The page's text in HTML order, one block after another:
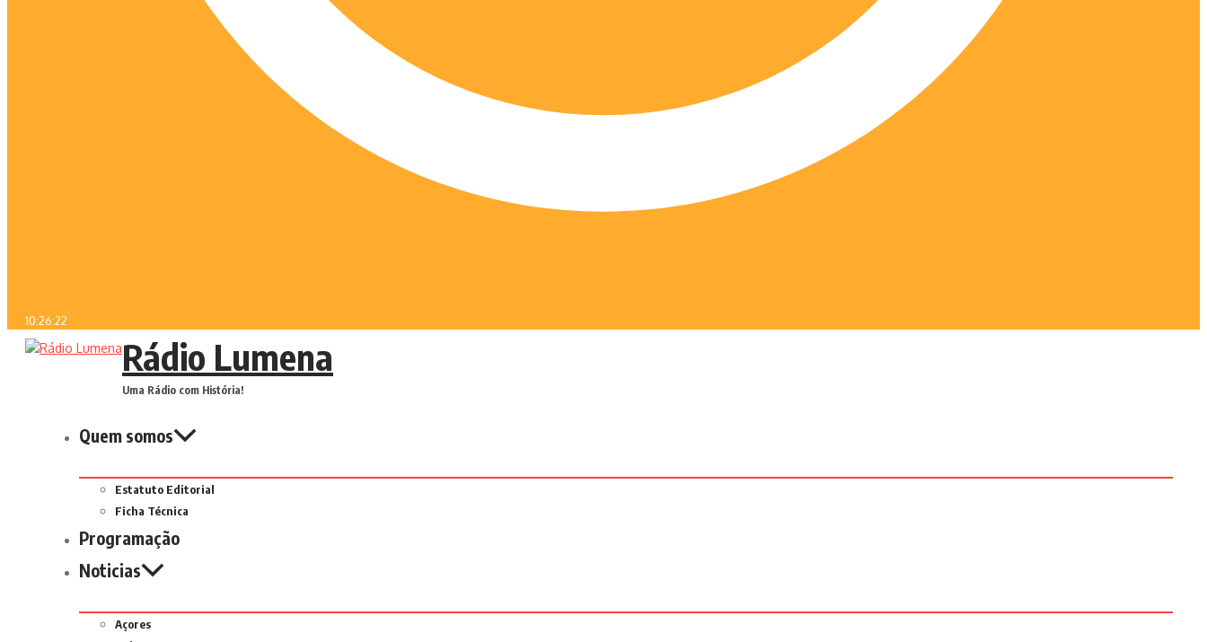
10:26:22
Rádio Lumena
Uma Rádio com História!
Quem somos
Estatuto Editorial
Ficha Técnica
Programação
Noticias
Açores